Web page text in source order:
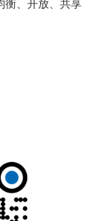
衡、开放、共享